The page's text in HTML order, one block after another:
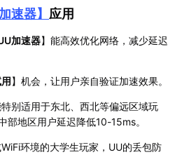
速器】 应用
加速器】能高效优化网络，减少延迟
】机会，让用户亲自验证加速效果。
别适用于东北、西北等偏远区域玩
地区用户延迟降低10-15ms。
环境的大学生玩家，UU的丢包防